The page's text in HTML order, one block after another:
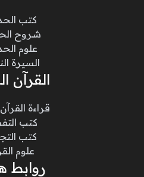
كتب
شروح
علوم
السيرة
القرآن
قراءة
كتب
كتب
علوم
روابط